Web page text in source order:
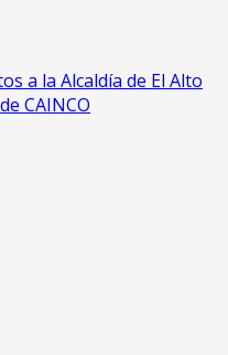
a la Alcaldía de El Alto
CAINCO